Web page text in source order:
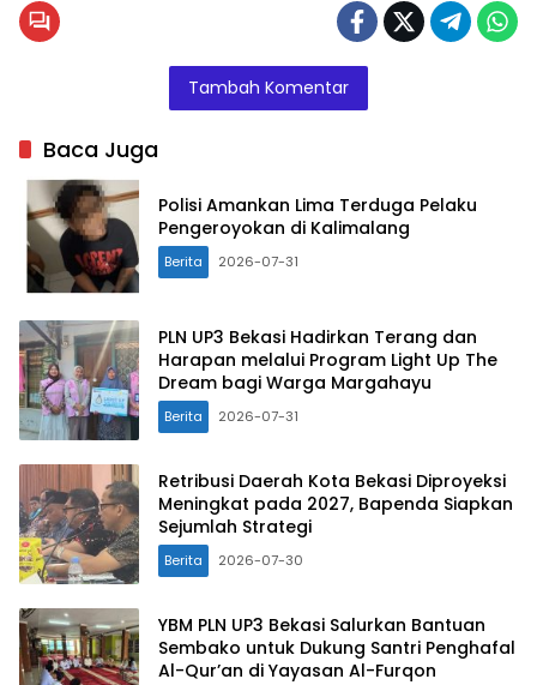
Tambah Komentar
Baca Juga
Polisi Amankan Lima Terduga Pelaku
Pengeroyokan di Kalimalang
Berita 2026-07-31
PLN UP3 Bekasi Hadirkan Terang dan
Harapan melalui Program Light Up The
Dream bagi Warga Margahayu
Berita 2026-07-31
Retribusi Daerah Kota Bekasi Diproyeksi
Meningkat pada 2027, Bapenda Siapkan
Sejumlah Strategi
Berita 2026-07-30
YBM PLN UP3 Bekasi Salurkan Bantuan
Sembako untuk Dukung Santri Penghafal
Al-Qur’an di Yayasan Al-Furqon